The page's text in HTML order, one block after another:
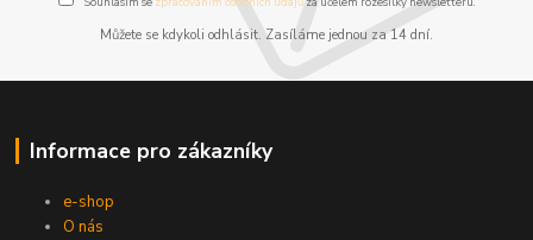
Můžete se kdykoli odhlásit. Zasíláme jednou za 14 dní.
Informace pro zákazníky
e-shop
O nás